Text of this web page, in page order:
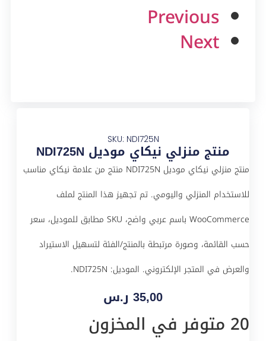
Previous
Next
SKU: NDI725N
منتج منزلي نيكاي موديل NDI725N
منتج منزلي نيكاي موديل NDI725N منتج من علامة نيكاي مناسب
للاستخدام المنزلي واليومي. تم تجهيز هذا المنتج لملف
WooCommerce باسم عربي واضح، SKU مطابق للموديل، سعر
حسب القائمة، وصورة مرتبطة بالمنتج/الفئة لتسهيل الاستيراد
والعرض في المتجر الإلكتروني. الموديل: NDI725N.
35,00 ر.س
20 متوفر في المخزون